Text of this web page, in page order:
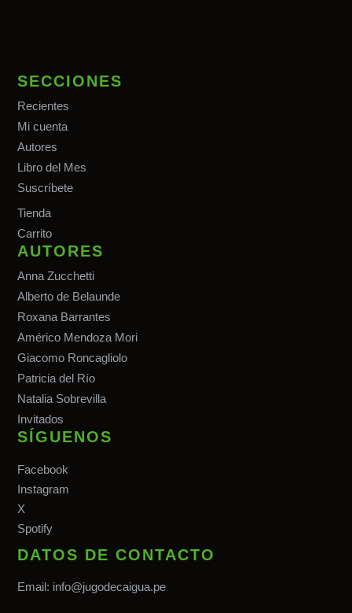
SECCIONES
Recientes
Mi cuenta
Autores
Libro del Mes
Suscríbete
Tienda
Carrito
AUTORES
Anna Zucchetti
Alberto de Belaunde
Roxana Barrantes
Américo Mendoza Mori
Giacomo Roncagliolo
Patricia del Río
Natalia Sobrevilla
Invitados
SÍGUENOS
Facebook
Instagram
X
Spotify
DATOS DE CONTACTO
Email: info@jugodecaigua.pe